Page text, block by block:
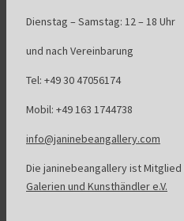
Dienstag – Samstag: 12 – 18 Uhr
und nach Vereinbarung
Tel: +49 30 47056174
Mobil: +49 163 1744738
info@janinebeangallery.com
Die janinebeangallery ist Mitglied
Galerien und Kunsthändler e.V.